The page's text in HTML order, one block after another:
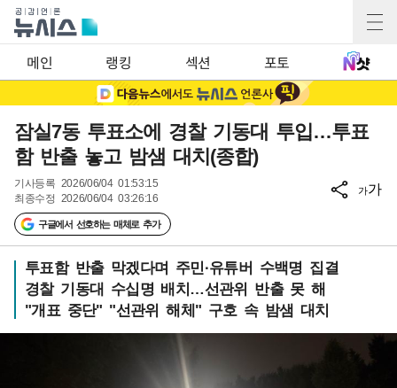
메인 랭킹 섹션 포토
잠실7동 투표소에 경찰 기동대 투입…투표
함 반출 놓고 밤샘 대치(종합)
기사등록 2026/06/04 01:53:15
최종수정 2026/06/04 03:26:16
구글에서 선호하는 매체로 추가
가가
투표함 반출 막겠다며 주민·유튜버 수백명 집결
경찰 기동대 수십명 배치…선관위 반출 못 해
"개표 중단" "선관위 해체" 구호 속 밤샘 대치